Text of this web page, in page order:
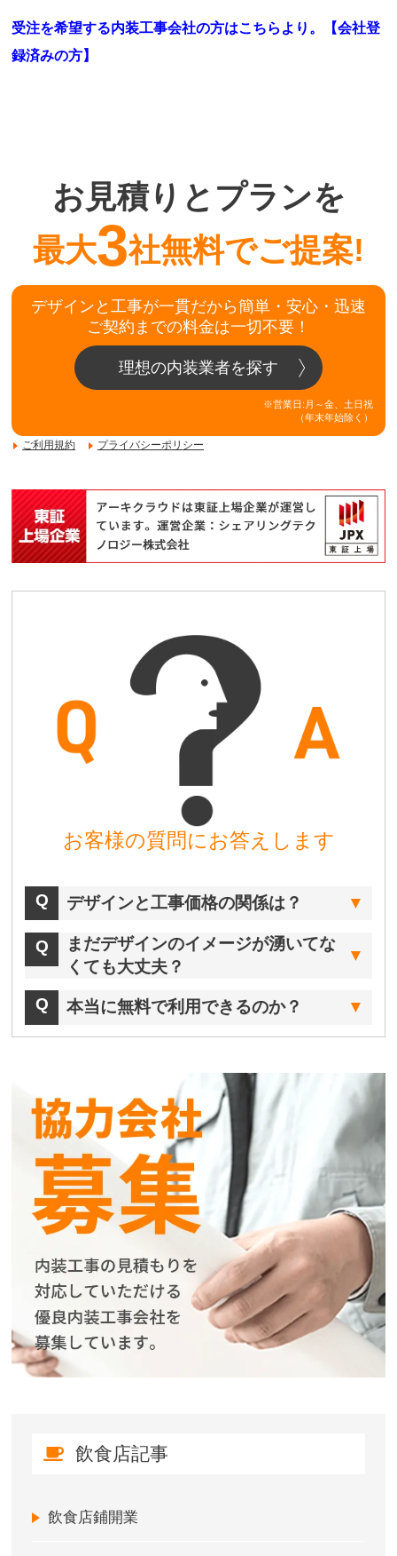
受注を希望する内装工事会社の方はこちらより。
【会社登
録済みの方】
お見積りとプランを
最大3社無料でご提案!
デザインと工事が一貫だから簡単・安心・迅速
ご契約までの料金は一切不要！
理想の内装業者を探す
※営業日:月～金、土日祝
（年末年始除く）
ご利用規約 プライバシーポリシー
お客様の質問にお答えします
デザインと工事価格の関係は？
まだデザインのイメージが湧いてな
くても大丈夫？
本当に無料で利用できるのか？
飲食店記事
飲食店鋪開業